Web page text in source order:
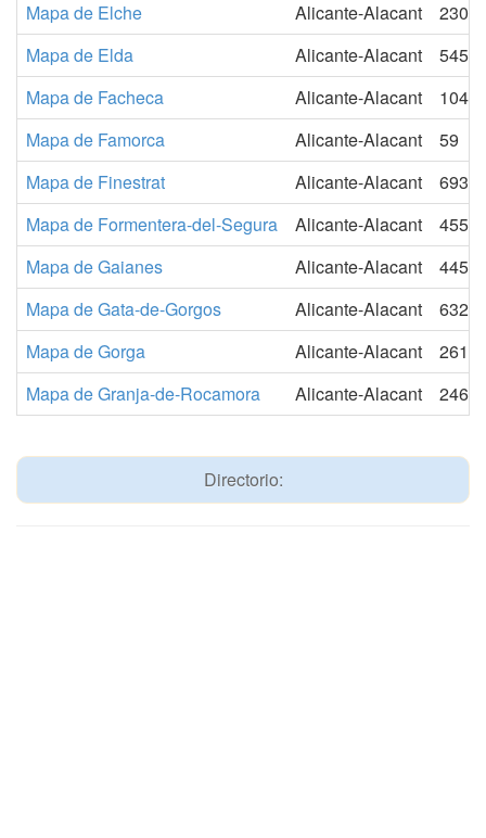
Mapa de Elche
Alicante-Alacant
Mapa de Elda
Alicante-Alacant
Mapa de Facheca
Alicante-Alacant
104
Mapa de Famorca
Alicante-Alacant
59
Mapa de Finestrat
Alicante-Alacant
6932
Mapa de Formentera-del-Segura
Alicante-Alacant
4559
Mapa de Gaianes
Alicante-Alacant
445
Mapa de Gata-de-Gorgos
Alicante-Alacant
6327
Mapa de Gorga
Alicante-Alacant
261
Mapa de Granja-de-Rocamora
Alicante-Alacant 2461
Directorio: